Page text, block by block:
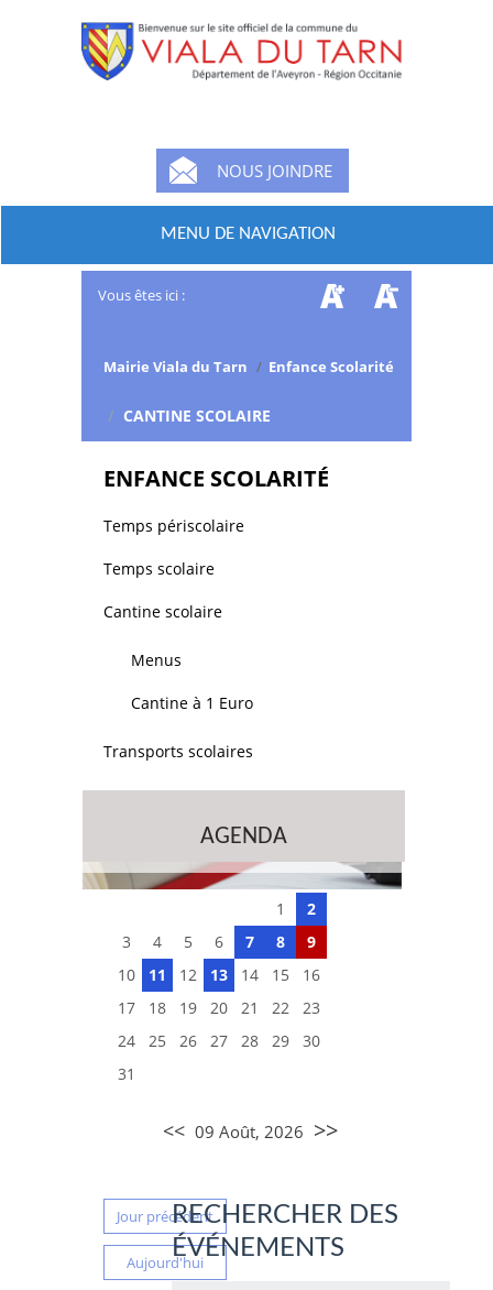
NOUS JOINDRE
MENU DE NAVIGATION
Vous êtes ici :
Mairie Viala du Tarn / Enfance Scolarité
/ CANTINE SCOLAIRE
ENFANCE SCOLARITÉ
Temps périscolaire
Temps scolaire
Cantine scolaire
Menus
Cantine à 1 Euro
Transports scolaires
AGENDA
1
2
3
4 5 6 7 8
9
10
11 12 13 14 15
16
17
18 19 20 21 22
23
24
25 26 27 28 29
30
31
<< 09 Août, 2026 >>
Jour précédent
Aujourd'hui
RECHERCHER DES
ÉVÉNEMENTS